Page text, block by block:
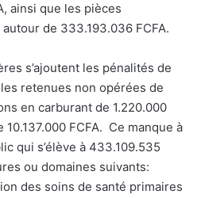
ainsi que les pièces
de 333.193.036 FCFA.
s’ajoutent les pénalités de
retenues non opérées de
en carburant de 1.220.000
FCFA. Ce manque à
qui s’élève à 433.109.535
ou domaines suivants:
des soins de santé primaires